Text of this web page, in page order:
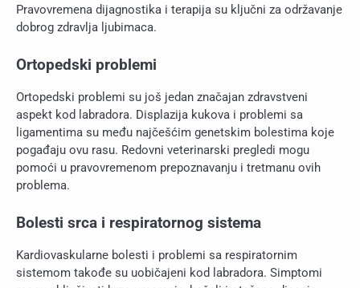
Pravovremena dijagnostika i terapija su ključni za održavanje
dobrog zdravlja ljubimaca.
Ortopedski problemi
Ortopedski problemi su još jedan značajan zdravstveni
aspekt kod labradora. Displazija kukova i problemi sa
ligamentima su među najčešćim genetskim bolestima koje
pogađaju ovu rasu. Redovni veterinarski pregledi mogu
pomoći u pravovremenom prepoznavanju i tretmanu ovih
problema.
Bolesti srca i respiratornog sistema
Kardiovaskularne bolesti i problemi sa respiratornim
sistemom takođe su uobičajeni kod labradora. Simptomi